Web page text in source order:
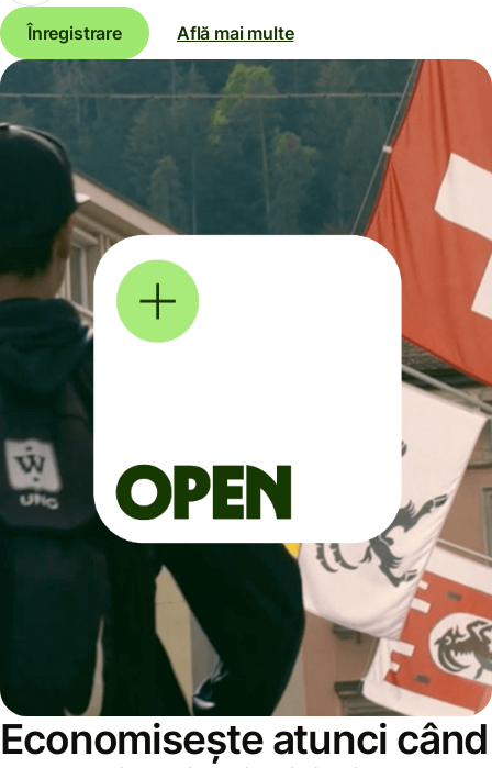
Înregistrare Află mai multe
Economisește atunci când